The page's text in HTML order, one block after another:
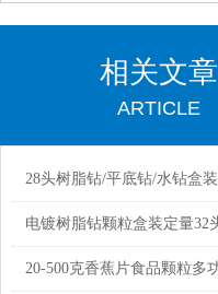
相关文章
ARTICLE